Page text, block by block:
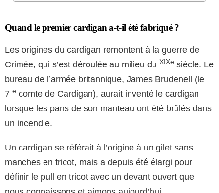
Quand le premier cardigan a-t-il été fabriqué ?
Les origines du cardigan remontent à la guerre de
Crimée, qui s’est déroulée au milieu du XIXe siècle. Le
bureau de l’armée britannique, James Brudenell (le
7 e comte de Cardigan), aurait inventé le cardigan
lorsque les pans de son manteau ont été brûlés dans
un incendie.
Un cardigan se référait à l’origine à un gilet sans
manches en tricot, mais a depuis été élargi pour
définir le pull en tricot avec un devant ouvert que